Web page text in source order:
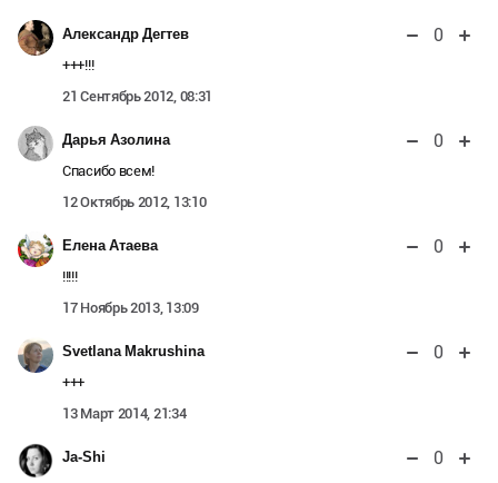
Александр Дегтев 0
+++!!!
21 Сентябрь 2012, 08:31
Дарья Азолина 0
Спасибо всем!
12 Октябрь 2012, 13:10
Елена Атаева 0
!!!!!
17 Ноябрь 2013, 13:09
Svetlana Makrushina 0
+++
13 Март 2014, 21:34
Ja-Shi 0